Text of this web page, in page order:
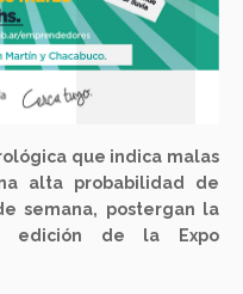
que indica malas
alta probabilidad de
semana, postergan la
edición de la Expo